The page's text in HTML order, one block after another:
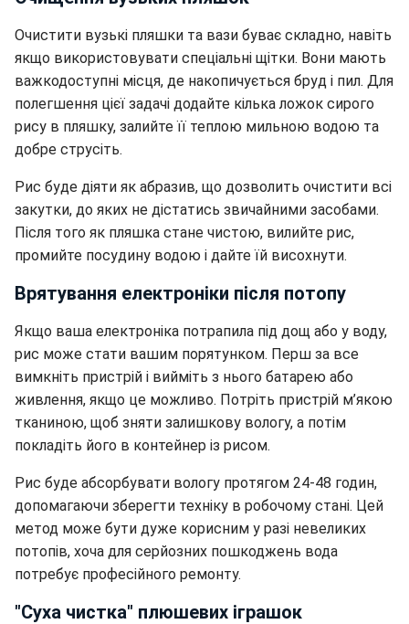
Очистити вузькі пляшки та вази буває складно, навіть
якщо використовувати спеціальні щітки. Вони мають
важкодоступні місця, де накопичується бруд і пил. Для
полегшення цієї задачі додайте кілька ложок сирого
рису в пляшку, залийте її теплою мильною водою та
добре струсіть.
Рис буде діяти як абразив, що дозволить очистити всі
закутки, до яких не дістатись звичайними засобами.
Після того як пляшка стане чистою, вилийте рис,
промийте посудину водою і дайте їй висохнути.
Врятування електроніки після потопу
Якщо ваша електроніка потрапила під дощ або у воду,
рис може стати вашим порятунком. Перш за все
вимкніть пристрій і вийміть з нього батарею або
живлення, якщо це можливо. Потріть пристрій м’якою
тканиною, щоб зняти залишкову вологу, а потім
покладіть його в контейнер із рисом.
Рис буде абсорбувати вологу протягом 24-48 годин,
допомагаючи зберегти техніку в робочому стані. Цей
метод може бути дуже корисним у разі невеликих
потопів, хоча для серйозних пошкоджень вода
потребує професійного ремонту.
"Суха чистка" плюшевих іграшок